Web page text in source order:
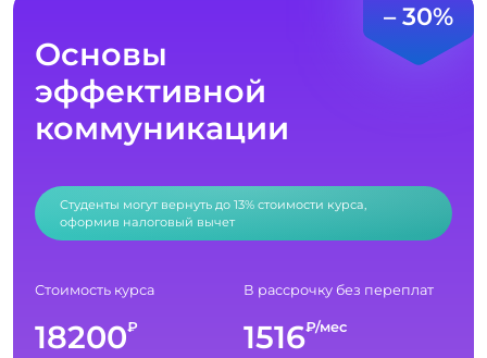
– 30%
Основы
эффективной
коммуникации
Студенты могут вернуть до 13% стоимости курса,
оформив налоговый вычет
Стоимость курса
18200₽
В рассрочку без переплат
1516₽/мес